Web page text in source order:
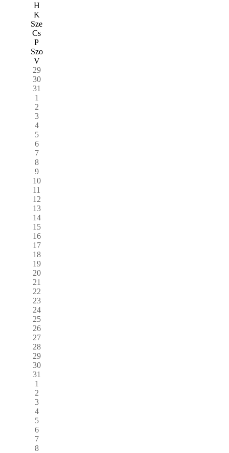
H
K
Sze
Cs
P
Szo
V
29
30
31
1
2
3
4
5
6
7
8
9
10
11
12
13
14
15
16
17
18
19
20
21
22
23
24
25
26
27
28
29
30
31
1
2
3
4
5
6
7
8